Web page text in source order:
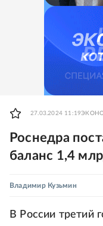
27.03.2024 11:19
Роснедра
баланс 1,4
Владимир Кузьмин
В России третий